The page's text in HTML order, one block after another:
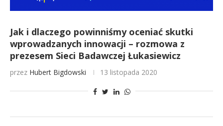
Jak i dlaczego powinniśmy oceniać skutki
wprowadzanych innowacji – rozmowa z
prezesem Sieci Badawczej Łukasiewicz
przez Hubert Bigdowski 13 listopada 2020